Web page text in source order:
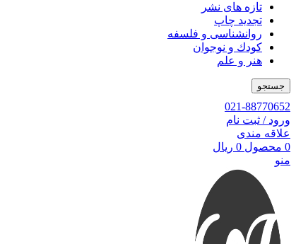
تازه های نشر
تجدید چاپ
روانشناسی و فلسفه
کودك و نوجوان
هنر و علم
جستجو
021-88770652
ورود / ثبت نام
علاقه مندی
0 محصول 0 ریال
منو